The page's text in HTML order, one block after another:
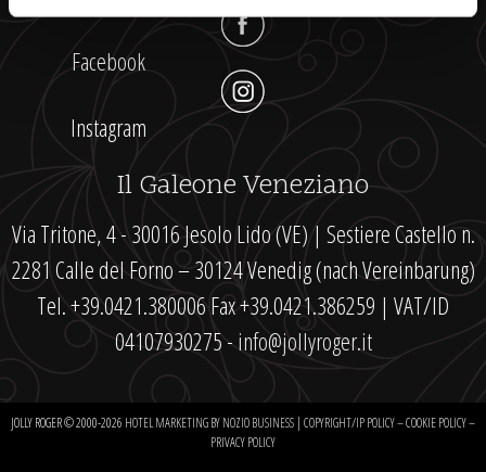
Facebook
Instagram
Il Galeone Veneziano
Via Tritone, 4 - 30016 Jesolo Lido (VE) | Sestiere Castello n.
2281 Calle del Forno – 30124 Venedig (nach Vereinbarung)
Tel. +39.0421.380006 Fax +39.0421.386259 | VAT/ID
04107930275 - info@jollyroger.it
JOLLY ROGER © 2000-2026 HOTEL MARKETING BY NOZIO BUSINESS | COPYRIGHT/IP POLICY–COOKIE POLICY–
PRIVACY POLICY